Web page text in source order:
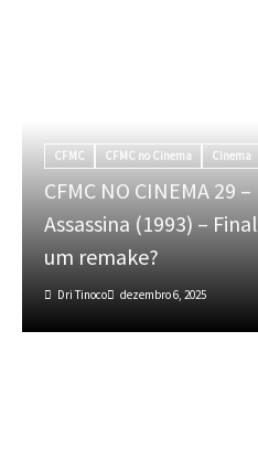
CFMC CFMC no Cinema Cinema
CFMC NO CINEMA 29
Assassina (1993) –
um remake?
Dri Tinoco dezembro 6, 2025